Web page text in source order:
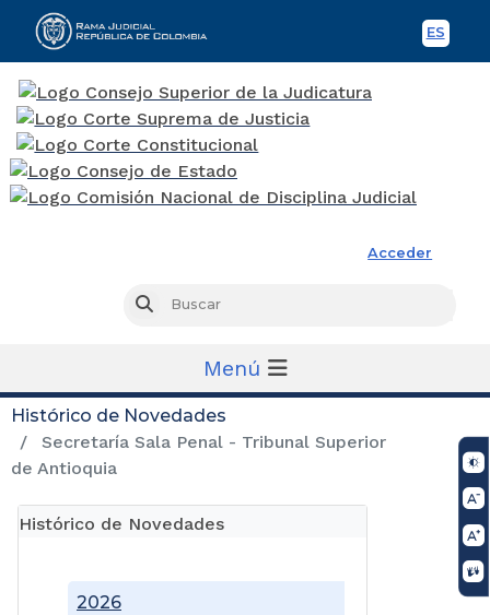
ES
Acceder
Buscar
Menú
Histórico de Novedades
Secretaría Sala Penal - Tribunal Superior
de Antioquia
Histórico de Novedades
2026